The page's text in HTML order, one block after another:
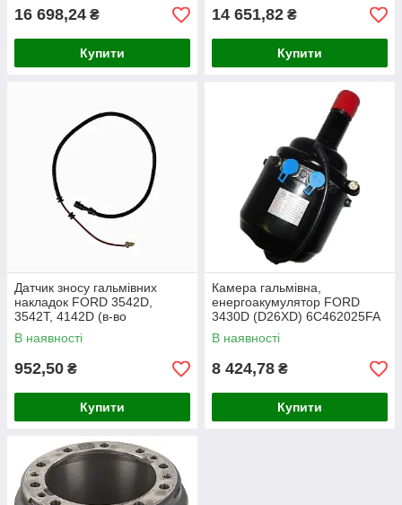
16 698,24 ₴
Купити
14 651,82 ₴
Купити
Датчик зносу гальмівних
накладок FORD 3542D,
3542T, 4142D (в-во
Туреччина) CC46 2L507 AA
CC462L507AA
В наявності
952,50 ₴
Купити
Камера гальмівна,
енергоакумулятор FORD
3430D (D26XD) 6C462025FA
(T142848) 6C462025FA
В наявності
8 424,78 ₴
Купити